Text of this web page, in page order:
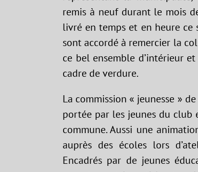
remis à neuf durant le mois
livré en temps et en heure ce
sont accordé à remercier la
ce bel ensemble d’intérieur
cadre de verdure.
La commission « jeunesse »
portée par les jeunes du club
commune. Aussi une
auprès des écoles lors
Encadrés par de jeunes